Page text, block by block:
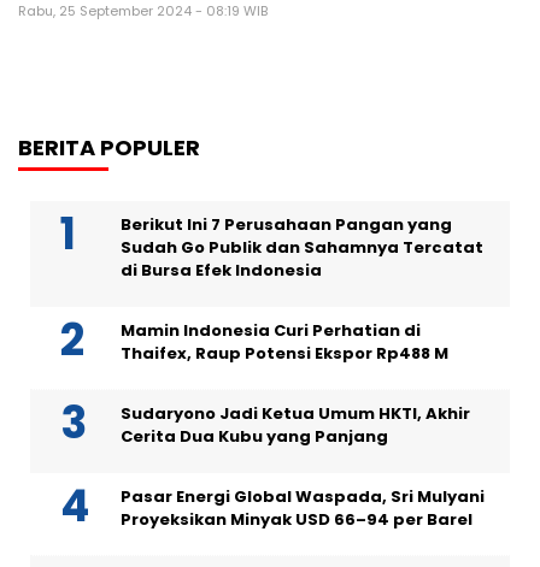
Rabu, 25 September 2024 - 08:19 WIB
BERITA POPULER
Berikut Ini 7 Perusahaan Pangan yang
Sudah Go Publik dan Sahamnya Tercatat
di Bursa Efek Indonesia
Mamin Indonesia Curi Perhatian di
Thaifex, Raup Potensi Ekspor Rp488 M
Sudaryono Jadi Ketua Umum HKTI, Akhir
Cerita Dua Kubu yang Panjang
Pasar Energi Global Waspada, Sri Mulyani
Proyeksikan Minyak USD 66–94 per Barel